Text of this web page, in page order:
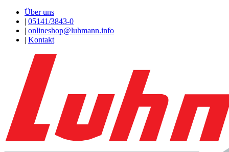
Über uns
| 05141/3843-0
| onlineshop@luhmann.info
| Kontakt